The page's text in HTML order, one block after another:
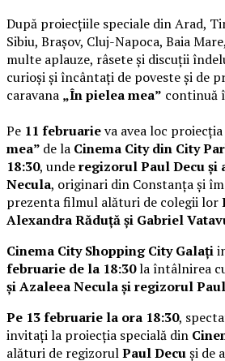
După proiecțiile speciale din Arad,
Sibiu, Brașov, Cluj-Napoca, Baia
multe aplauze, râsete și discuții
curioși și încântați de poveste și de
caravana „În pielea mea” continuă
Pe 11 februarieva avea loc
mea” de la Cinema City din City
18:30, underegizorul Paul Decu și
Necula, originari din Constanța și
prezenta filmul alături de colegii lor
Alexandra Răduță și Gabriel
Cinema City Shopping City Galați
februarie de la 18:30la întâlnirea
și Azaleea Necula și regizorul
Pe 13 februarie la ora 18:30,
invitați la proiecția specială din
alături de regizorulPaul Decuși de